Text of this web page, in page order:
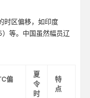
时区偏移，如印度
等。中国虽然幅员辽
偏
夏
令
时
特
点